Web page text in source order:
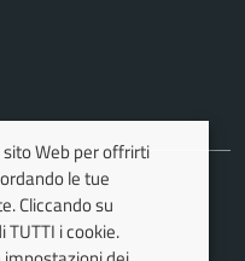
Web per offrirti
le tue
Cliccando su
i cookie.